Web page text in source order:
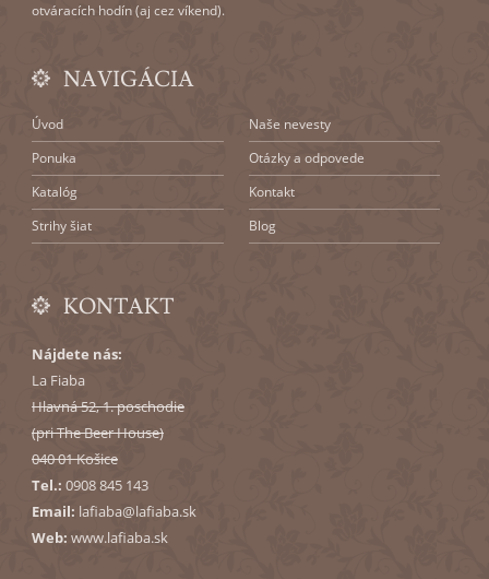
otváracích hodín (aj cez víkend).
NAVIGÁCIA
Úvod
Ponuka
Katalóg
Strihy šiat
Naše nevesty
Otázky a odpovede
Kontakt
Blog
KONTAKT
Nájdete nás:
La Fiaba
Hlavná 52, 1. poschodie
(pri The Beer House)
040 01Košice
Tel.: 0908 845 143
Email: lafiaba@lafiaba.sk
Web: www.lafiaba.sk